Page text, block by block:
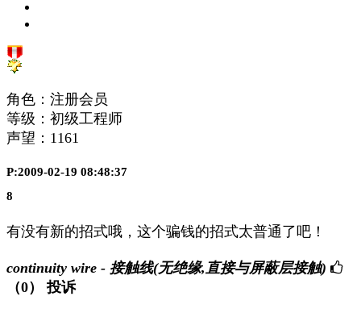
角色：注册会员
等级：初级工程师
声望： 1161
P:2009-02-19 08:48:37
8
有没有新的招式哦，这个骗钱的招式太普通了吧！
continuity wire - 接触线(无绝缘,直接与屏蔽层接触)
（0）
投诉